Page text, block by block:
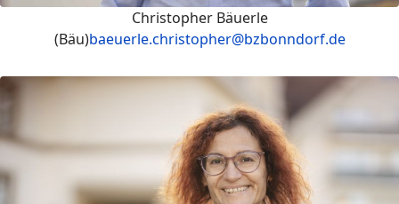
Christopher Bäuerle
(Bäu)baeuerle.christopher@bzbonndorf.de